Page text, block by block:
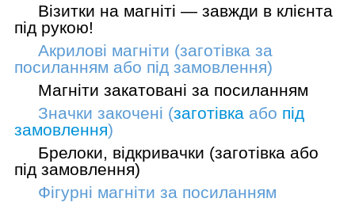
Візитки на магніті — завжди в клієнта
під рукою!
Акрилові магніти (заготівка за
посиланням або під замовлення)
Магніти закатовані за посиланням
Значки закочені (заготівка або під
замовлення)
Брелоки, відкривачки (заготівка або
під замовлення)
Фігурні магніти за посиланням